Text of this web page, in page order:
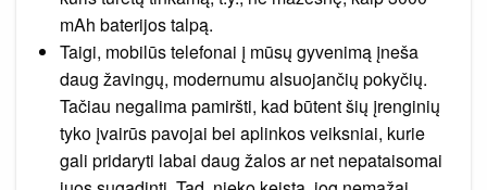
mAh baterijos talpą.
Taigi, mobilūs telefonai į mūsų gyvenimą įneša
daug žavingų, modernumu alsuojančių pokyčių.
Tačiau negalima pamiršti, kad būtent šių įrenginių
tyko įvairūs pavojai bei aplinkos veiksniai, kurie
gali pridaryti labai daug žalos ar net nepataisomai